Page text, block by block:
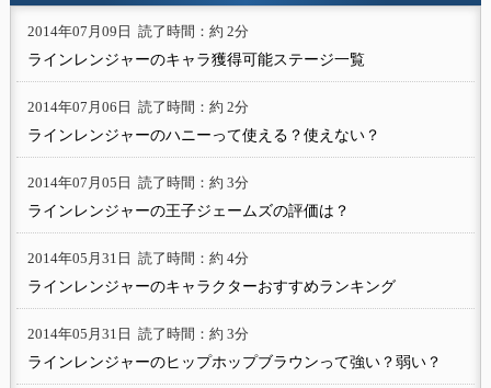
2014年07月09日 読了時間：約 2分
ラインレンジャーのキャラ獲得可能ステージ一覧
2014年07月06日 読了時間：約 2分
ラインレンジャーのハニーって使える？使えない？
2014年07月05日 読了時間：約 3分
ラインレンジャーの王子ジェームズの評価は？
2014年05月31日 読了時間：約 4分
ラインレンジャーのキャラクターおすすめランキング
2014年05月31日 読了時間：約 3分
ラインレンジャーのヒップホップブラウンって強い？弱い？